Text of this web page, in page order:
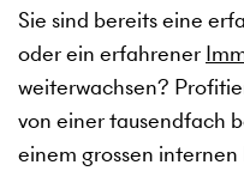
Sie sind bereits eine
oder ein erfahrener
weiterwachsen?
von einer tausendfach
einem grossen